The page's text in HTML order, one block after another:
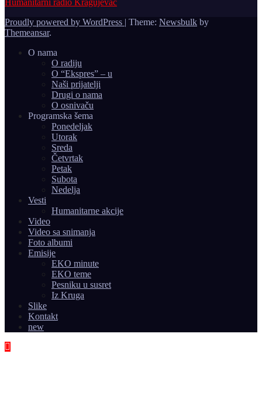
Humanitarni radio Kragujevac
Proudly powered by WordPress | Theme: Newsbulk by
Themeansar.
O nama
O radiju
O “Ekspres” – u
Naši prijatelji
Drugi o nama
O osnivaču
Programska šema
Ponedeljak
Utorak
Sreda
Četvrtak
Petak
Subota
Nedelja
Vesti
Humanitarne akcije
Video
Video sa snimanja
Foto albumi
Emisije
EKO minute
EKO teme
Pesniku u susret
Iz Kruga
Slike
Kontakt
new